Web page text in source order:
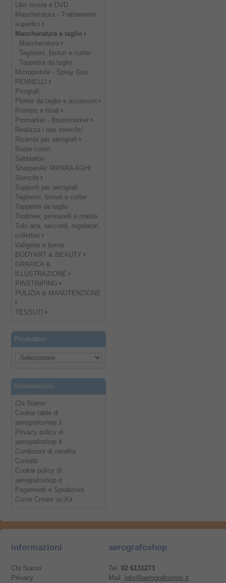
Libri riviste e DVD
Mascheratura - Trattamento
superfici
Mascheratura e taglio
Mascheratura
Taglierini, bisturi e cutter
Tappetini da taglio
Micropistole - Spray Gun
PENNELLI
Pirografi
Plotter da taglio e accessori
Primers e finali
Promarker - Brushmarker
Realizza i tuoi stencils!
Ricambi per aerografi
Ruote colori
Sabbiatori
SharpenAir RIPARA AGHI
Stencils
Supporti per aerografi
Taglierini, bisturi e cutter
Tappetini da taglio
Tiralinee, pennarelli e matite
Tubi aria, raccordi, regolatori,
collettori
Valigette e borse
BODYART & BEAUTY
GRAFICA &
ILLUSTRAZIONE
PINSTRIPING
PULIZIA & MANUTENZIONE
TESSUTI
Produttori
Informazioni
Chi Siamo
Cookie table di
aerografoshop.it
Privacy policy di
aerografoshop.it
Condizioni di vendita
Contatti
Cookie policy di
aerografoshop.it
Pagamenti e Spedizioni
Come Creare un Kit
informazioni
Chi Siamo
Privacy
aerografoshop
Tel. 02 6131273
Mail. info@aerografoshop.it